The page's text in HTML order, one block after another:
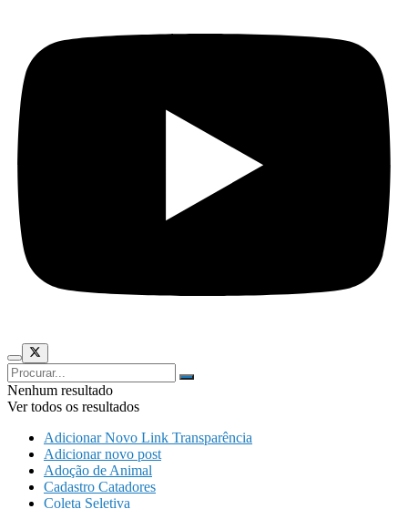
Nenhum resultado
Ver todos os resultados
Adicionar Novo Link Transparência
Adicionar novo post
Adoção de Animal
Cadastro Catadores
Coleta Seletiva